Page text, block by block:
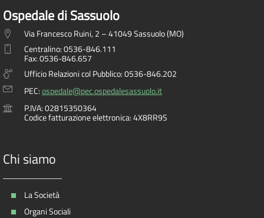
Ospedale di Sassuolo
Via Francesco Ruini, 2 – 41049 Sassuolo (MO)
Centralino: 0536-846.111
Fax: 0536-846.657
Ufficio Relazioni col Pubblico: 0536-846.202
PEC:ospedale@pec.ospedalesassuolo.it
P.IVA: 02815350364
Codice fatturazione elettronica: 4X8RR9S
Chi siamo
La Società
Organi Sociali